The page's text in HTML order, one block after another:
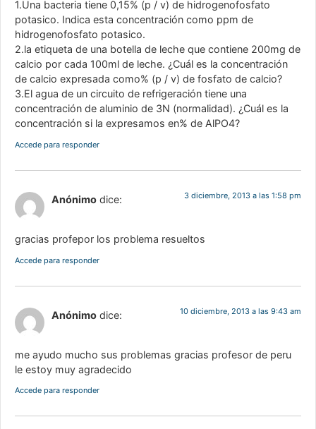
1.Una bacteria tiene 0,15% (p / v) de hidrogenofosfato
potasico. Indica esta concentración como ppm de
hidrogenofosfato potasico.
2.la etiqueta de una botella de leche que contiene 200mg de
calcio por cada 100ml de leche. ¿Cuál es la concentración
de calcio expresada como% (p / v) de fosfato de calcio?
3.El agua de un circuito de refrigeración tiene una
concentración de aluminio de 3N (normalidad). ¿Cuál es la
concentración si la expresamos en% de AlPO4?
Accede para responder
Anónimo dice: 3 diciembre, 2013 a las 1:58 pm
gracias profepor los problema resueltos
Accede para responder
Anónimo dice: 10 diciembre, 2013 a las 9:43 am
me ayudo mucho sus problemas gracias profesor de peru
le estoy muy agradecido
Accede para responder